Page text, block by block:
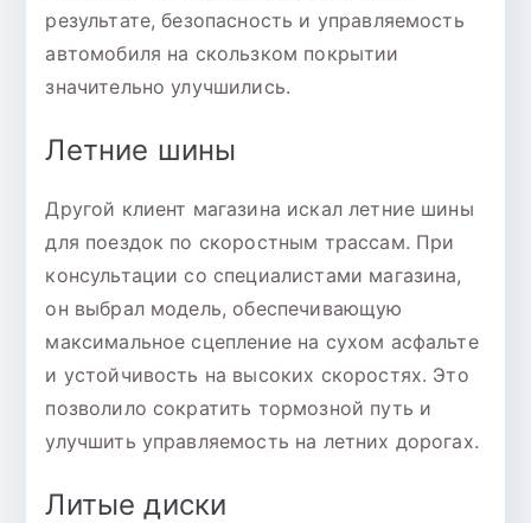
результате, безопасность и управляемость
автомобиля на скользком покрытии
значительно улучшились.
Летние шины
Другой клиент магазина искал летние шины
для поездок по скоростным трассам. При
консультации со специалистами магазина,
он выбрал модель, обеспечивающую
максимальное сцепление на сухом асфальте
и устойчивость на высоких скоростях. Это
позволило сократить тормозной путь и
улучшить управляемость на летних дорогах.
Литые диски